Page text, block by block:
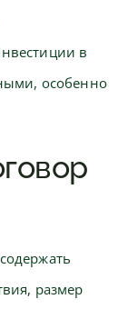
в
особенно
размер